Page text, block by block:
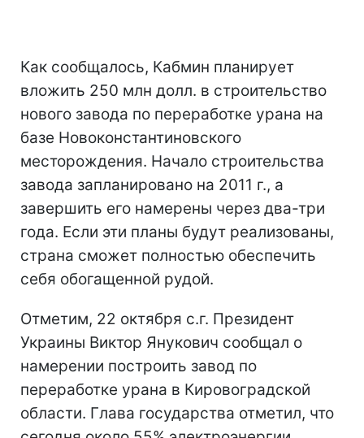
Как сообщалось, Кабмин планирует
вложить 250 млн долл. в строительство
нового завода по переработке урана на
базе Новоконстантиновского
месторождения. Начало строительства
завода запланировано на 2011 г., а
завершить его намерены через два-три
года. Если эти планы будут реализованы,
страна сможет полностью обеспечить
себя обогащенной рудой.
Отметим, 22 октября с.г. Президент
Украины Виктор Янукович сообщал о
намерении построить завод по
переработке урана в Кировоградской
области. Глава государства отметил, что